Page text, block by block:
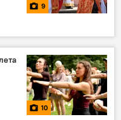
9
10